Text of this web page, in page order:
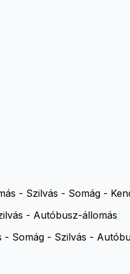
- Szilvás - Somág -
- Autóbusz-állomás
Somág - Szilvás -